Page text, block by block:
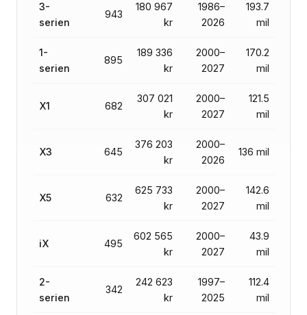
3-
serien
943
180 967
kr
1986–
2026
193.7
mil
1-
serien
895
189 336
kr
2000–
2027
170.2
mil
X1 682
307 021
kr
2000–
2027
121.5
mil
X3 645
376 203
kr
2000–
2026
136 mil
X5 632
625 733
kr
2000–
2027
142.6
mil
iX 495
602 565
kr
2000–
2027
43.9
mil
2-
serien
342
242 623
kr
1997–
2025
112.4
mil